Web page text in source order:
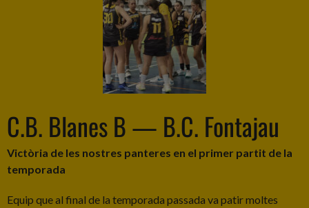
C.B. Blanes B — B.C. Fontajau
Victòria de les nostres panteres en el primer partit de la
temporada
Equip que al final de la temporada passada va patir moltes